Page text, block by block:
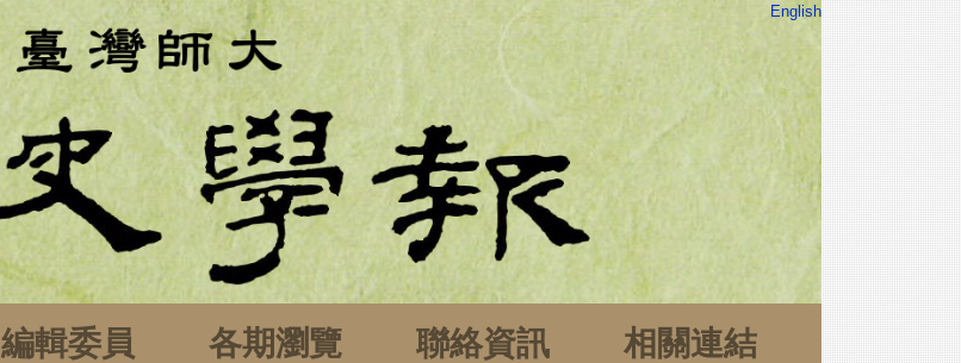
English
編輯委員 各期瀏覽 聯絡資訊 相關連結